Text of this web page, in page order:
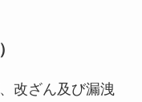
改ざん及び漏洩